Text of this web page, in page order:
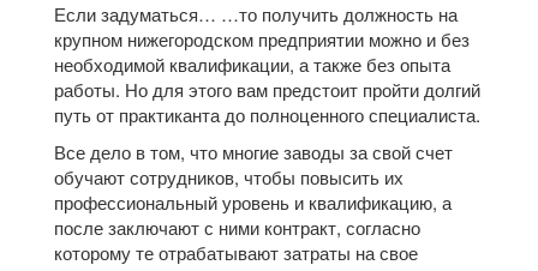
Если задуматься… …то получить должность на
крупном нижегородском предприятии можно и без
необходимой квалификации, а также без опыта
работы. Но для этого вам предстоит пройти долгий
путь от практиканта до полноценного специалиста.
Все дело в том, что многие заводы за свой счет
обучают сотрудников, чтобы повысить их
профессиональный уровень и квалификацию, а
после заключают с ними контракт, согласно
которому те отрабатывают затраты на свое